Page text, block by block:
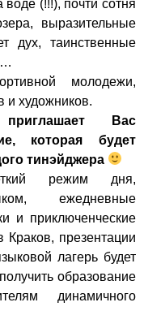
(!!!), почти сотня
выразительные
дух, таинственные
молодежи,
и художников.
Вас
которая будет
тинэйджера
режим дня,
ежедневные
и приключенческие
Краков, презентации
лагерь будет
образование
динамичного